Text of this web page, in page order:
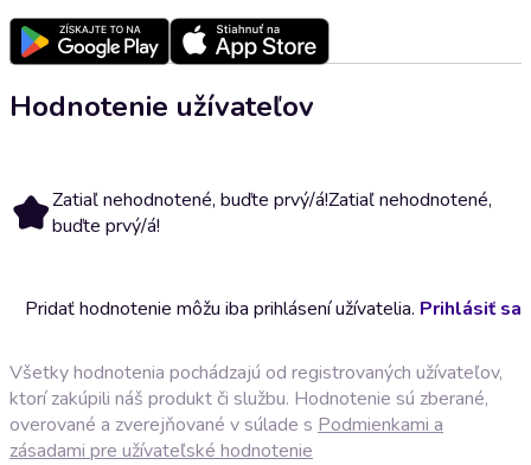
Hodnotenie užívateľov
Zatiaľ nehodnotené, buďte prvý/á!Zatiaľ nehodnotené,
buďte prvý/á!
Pridať hodnotenie môžu iba prihlásení užívatelia. Prihlásiť sa
Všetky hodnotenia pochádzajú od registrovaných užívateľov,
ktorí zakúpili náš produkt či službu. Hodnotenie sú zberané,
overované a zverejňované v súlade s Podmienkami a
zásadami pre užívateľské hodnotenie